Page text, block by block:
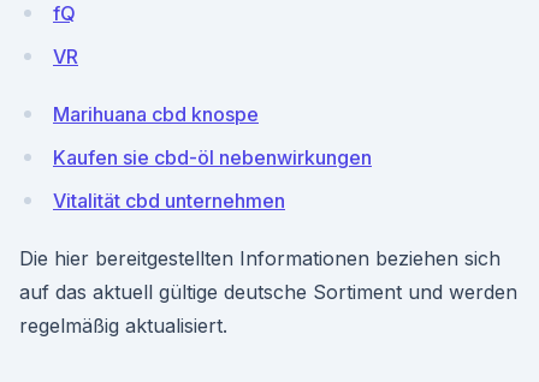
fQ
VR
Marihuana cbd knospe
Kaufen sie cbd-öl nebenwirkungen
Vitalität cbd unternehmen
Die hier bereitgestellten Informationen beziehen sich
auf das aktuell gültige deutsche Sortiment und werden
regelmäßig aktualisiert.